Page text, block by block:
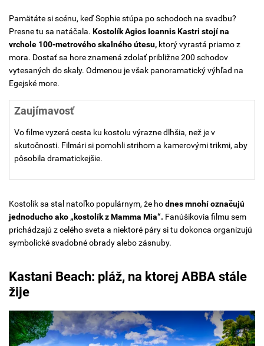
Pamätáte si scénu, keď Sophie stúpa po schodoch na svadbu?
Presne tu sa natáčala. Kostolík Agios Ioannis Kastri stojí na
vrchole 100-metrového skalného útesu, ktorý vyrastá priamo z
mora. Dostať sa hore znamená zdolať približne 200 schodov
vytesaných do skaly. Odmenou je však panoramatický výhľad na
Egejské more.
Zaujímavosť
Vo filme vyzerá cesta ku kostolu výrazne dlhšia, než je v
skutočnosti. Filmári si pomohli strihom a kamerovými trikmi, aby
pôsobila dramatickejšie.
Kostolík sa stal natoľko populárnym, že hodnes mnohí označujú
jednoducho ako „kostolík z Mamma Mia“. Fanúšikovia filmu sem
prichádzajú z celého sveta a niektoré páry si tu dokonca organizujú
symbolické svadobné obrady alebo zásnuby.
Kastani Beach: pláž, na ktorej ABBA stále
žije